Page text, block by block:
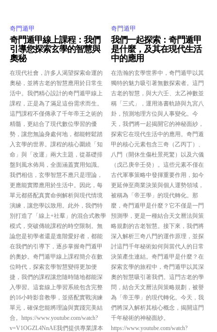
奇門遁甲
奇門遁甲線上課程：我們
引導您探索玄學的智慧與
奧秘
在現代社會，許多人渴望探索命運的
奧秘，並將古老的智慧應用於日常生
活中。我們精心設計的奇門遁甲線上
課程，正是為了滿足這份需求而生。
這門課程不僅傳承了千年帝王之術的
精髓，更結合了現代數位學習的優
勢，讓您無論身處何地，都能輕鬆踏
入玄學的世界。課程的核心圍繞「知
命」與「改運」兩大主題，從基礎排
盤到風水佈局，全面涵蓋實用知識。
我們相信，玄學智慧不應只是理論，
更應能實際應用於生活中。因此，每
單元都搭配真實命例解析與現代情境
演練，讓您學以致用。此外，我們特
別打造了「線上+社羣」的混合式教學
模式，突破傳統課程的時空限制。無
論您是初學者還是進階愛好者，都能
在我們的引導下，逐步掌握奇門遁甲
的奧妙。奇門遁甲線上課程簡介在數
位時代，探索玄學智慧變得更加便
捷，我們的課程讓您隨時隨地都能深
入學習。這套線上學習系統包含完整
的16小時影音教學，並搭配實戰演練
單元，確保您能將理論與實踐完美結
合。https://www.youtube.com/watch?
v=V1OGZL4NnAE我們提供專業課本
奇門遁甲
我們一起探索：奇門遁甲
是什麼，及其在現代生活
中的應用
在浩瀚的玄學世界中，奇門遁甲以其
獨特的魅力吸引著無數探索者。這門
古老的智慧，與大六壬、太乙神數並
稱「三式」，運用洛書軌跡與九宮八
卦，預測地理方位與人事變化。今
天，我們將一起揭開它的神秘面紗，
探索它在現代生活中的應用。奇門遁
甲的核心元素包含三奇（乙丙丁）、
八門（開休生傷杜景死驚）以及六儀
（戊己庚辛壬癸）。這些元素不僅在
古代軍事策略中發揮重要作用，如今
更延伸至商業決策與個人運勢領域，
被稱為「帝王學」的現代轉化。那
麼，奇門遁甲是什麼？它不僅是一門
預測學，更是一種結合天文曆法與策
略規劃的古老智慧。接下來，我們將
深入解析三奇八門的運作原理，並探
討這門千年秘術如何與當代人的日常
決策產生連結。奇門遁甲是什麼？在
探索玄學的旅程中，奇門遁甲以其深
奧的智慧吸引著我們。這門古老的學
問，結合天文曆法與策略規劃，被譽
為「帝王學」的現代轉化。今天，我
們將深入解析其核心概念，揭開這門
千年秘術的神秘面紗。
https://www.youtube.com/watch?